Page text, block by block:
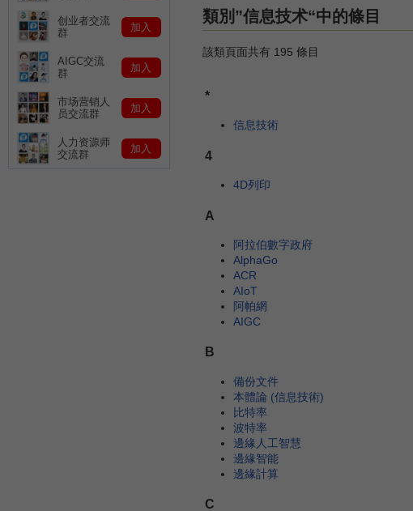
類別”信息技术“中的條目
該類頁面共有 195 條目
*
信息技術
4
4D列印
A
阿拉伯數字政府
AlphaGo
ACR
AIoT
阿帕網
AIGC
B
備份文件
本體論 (信息技術)
比特率
波特率
邊緣人工智慧
邊緣智能
邊緣計算
C
创业者交流
群
加入
AIGC交流
群
加入
市场营销人
员交流群
加入
人力资源师
交流群
加入